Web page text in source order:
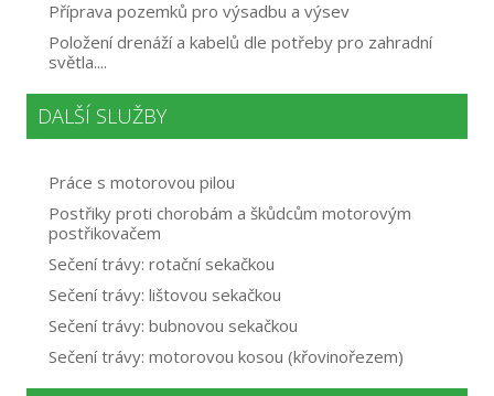
Příprava pozemků pro výsadbu a výsev
Položení drenáží a kabelů dle potřeby pro zahradní
světla....
DALŠÍ SLUŽBY
Práce s motorovou pilou
Postřiky proti chorobám a škůdcům motorovým
postřikovačem
Sečení trávy: rotační sekačkou
Sečení trávy: lištovou sekačkou
Sečení trávy: bubnovou sekačkou
Sečení trávy: motorovou kosou (křovinořezem)